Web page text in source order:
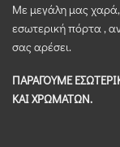
Με μεγάλη μας
εσωτερική πόρτα ,
σας αρέσει.
ΠΑΡΑΓΟΥΜΕ
ΚΑΙ ΧΡΩΜΑΤΩΝ.